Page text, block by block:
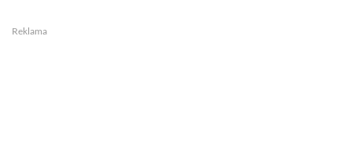
Reklama